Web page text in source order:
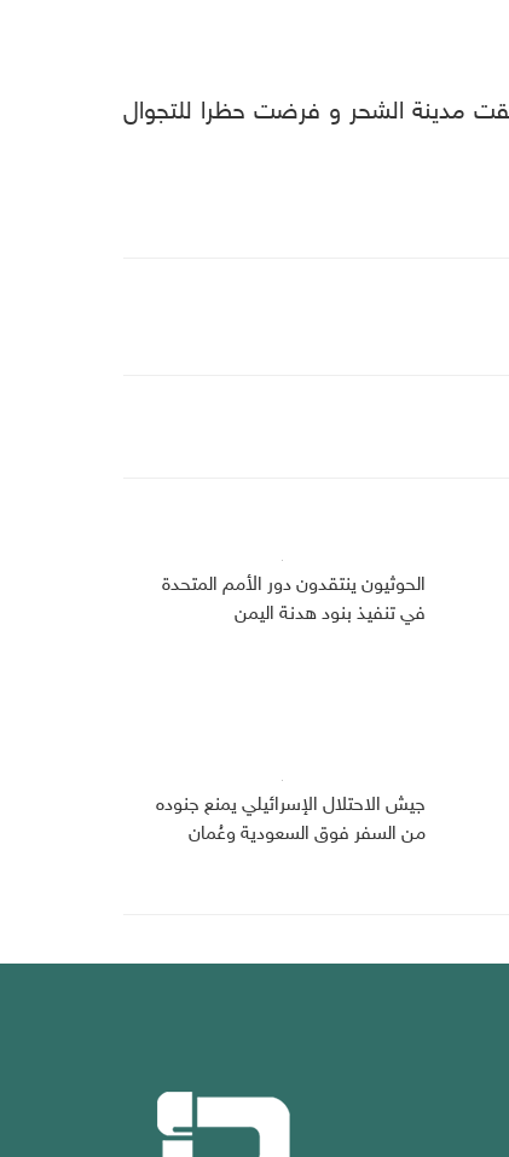
مدينة الشحر و فرضت حظرا للتجوال
الحوثيون ينتقدون دور الأمم المتحدة
في تنفيذ بنود هدنة اليمن
جيش الاحتلال الإسرائيلي يمنع جنوده
من السفر فوق السعودية وعُمان